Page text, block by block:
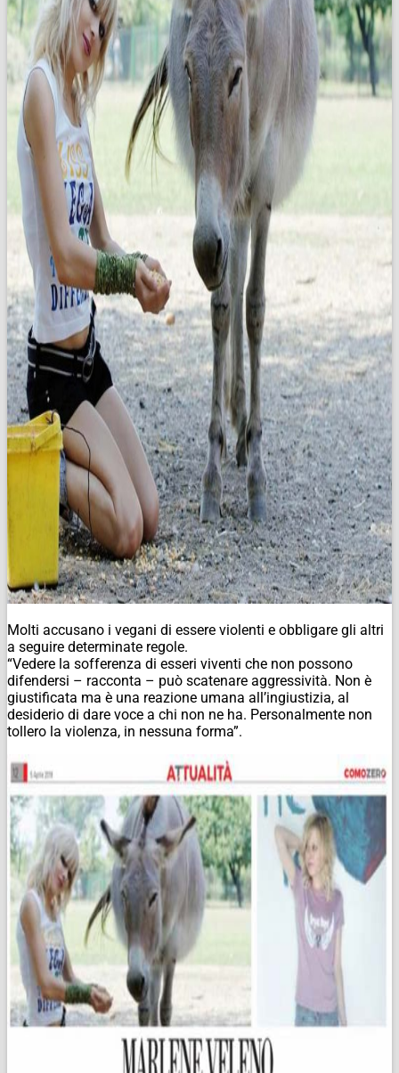
Molti accusano i vegani di essere violenti e obbligare gli altri
a seguire determinate regole.
“Vedere la sofferenza di esseri viventi che non possono
difendersi – racconta – può scatenare aggressività. Non è
giustificata ma è una reazione umana all’ingiustizia, al
desiderio di dare voce a chi non ne ha. Personalmente non
tollero la violenza, in nessuna forma”.